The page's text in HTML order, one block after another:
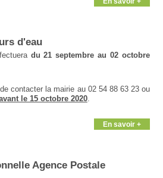
d'eau
du 21 septembre au 02 octobre
de contacter la mairie au 02 54 88 63 23 ou
le 15 octobre 2020.
En savoir +
Agence Postale